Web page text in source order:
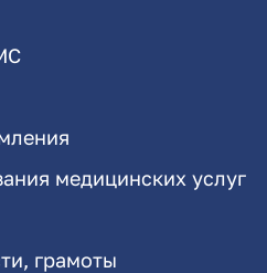
медицинских услуг
грамоты